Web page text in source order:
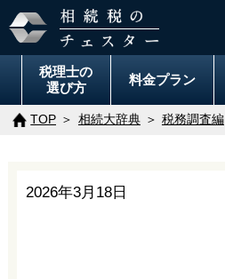
税理士の
選び方
料金プラン
TOP 相続大辞典 税務調査編
2026年3月18日